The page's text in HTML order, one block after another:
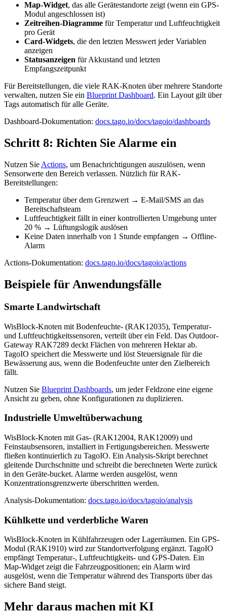
Map-Widget, das alle Gerätestandorte zeigt (wenn ein GPS-
Modul angeschlossen ist)
Zeitreihen-Diagramme für Temperatur und Luftfeuchtigkeit
pro Gerät
Card-Widgets, die den letzten Messwert jeder Variablen
anzeigen
Statusanzeigen für Akkustand und letzten
Empfangszeitpunkt
Für Bereitstellungen, die viele RAK-Knoten über mehrere Standorte
verwalten, nutzen Sie ein Blueprint Dashboard. Ein Layout gilt über
Tags automatisch für alle Geräte.
Dashboard-Dokumentation: docs.tago.io/docs/tagoio/dashboards
Schritt 8: Richten Sie Alarme ein
Nutzen Sie Actions, um Benachrichtigungen auszulösen, wenn
Sensorwerte den Bereich verlassen. Nützlich für RAK-
Bereitstellungen:
Temperatur über dem Grenzwert → E-Mail/SMS an das
Bereitschaftsteam
Luftfeuchtigkeit fällt in einer kontrollierten Umgebung unter
20 % → Lüftungslogik auslösen
Keine Daten innerhalb von 1 Stunde empfangen → Offline-
Alarm
Actions-Dokumentation: docs.tago.io/docs/tagoio/actions
Beispiele für Anwendungsfälle
Smarte Landwirtschaft
WisBlock-Knoten mit Bodenfeuchte- (RAK12035), Temperatur-
und Luftfeuchtigkeitssensoren, verteilt über ein Feld. Das Outdoor-
Gateway RAK7289 deckt Flächen von mehreren Hektar ab.
TagoIO speichert die Messwerte und löst Steuersignale für die
Bewässerung aus, wenn die Bodenfeuchte unter den Zielbereich
fällt.
Nutzen Sie Blueprint Dashboards, um jeder Feldzone eine eigene
Ansicht zu geben, ohne Konfigurationen zu duplizieren.
Industrielle Umweltüberwachung
WisBlock-Knoten mit Gas- (RAK12004, RAK12009) und
Feinstaubsensoren, installiert in Fertigungsbereichen. Messwerte
fließen kontinuierlich zu TagoIO. Ein Analysis-Skript berechnet
gleitende Durchschnitte und schreibt die berechneten Werte zurück
in den Geräte-bucket. Alarme werden ausgelöst, wenn
Konzentrationsgrenzwerte überschritten werden.
Analysis-Dokumentation: docs.tago.io/docs/tagoio/analysis
Kühlkette und verderbliche Waren
WisBlock-Knoten in Kühlfahrzeugen oder Lagerräumen. Ein GPS-
Modul (RAK1910) wird zur Standortverfolgung ergänzt. TagoIO
empfängt Temperatur-, Luftfeuchtigkeits- und GPS-Daten. Ein
Map-Widget zeigt die Fahrzeugpositionen; ein Alarm wird
ausgelöst, wenn die Temperatur während des Transports über das
sichere Band steigt.
Mehr daraus machen mit KI